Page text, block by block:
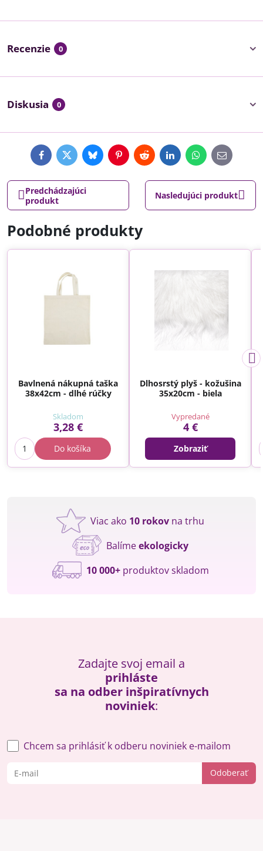
Recenzie 0
Diskusia 0
FacebookTwitterBlueskyPinterestRedditLinkedInWhatsApp
E-
mail
Predchádzajúci
produkt
Nasledujúci produkt
Podobné produkty
Bavlnená nákupná taška
38x42cm - dlhé rúčky
Skladom
3,28 €
Do košíka
Dlhosrstý plyš - kožušina
35x20cm - biela
Vypredané
4 €
Zobraziť
Viac ako 10 rokov na trhu
Balímeekologicky
10 000+produktov skladom
Zadajte svoj email a
prihláste
sa na odber inšpiratívnych
noviniek:
Odoberať
Chcem sa prihlásiť k odberu noviniek e-mailom